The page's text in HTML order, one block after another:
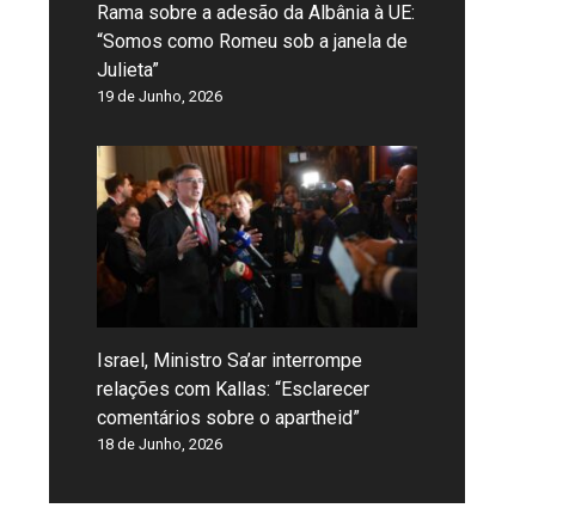
Rama sobre a adesão da Albânia à UE:
“Somos como Romeu sob a janela de
Julieta”
19 de Junho, 2026
Israel, Ministro Sa’ar interrompe
relações com Kallas: “Esclarecer
comentários sobre o apartheid”
18 de Junho, 2026